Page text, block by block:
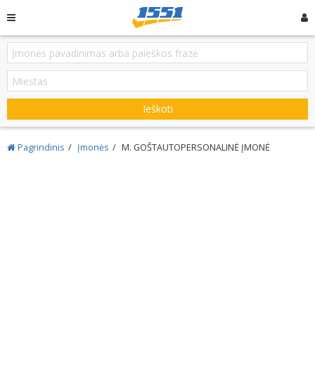
Ieškoti
Pagrindinis Įmonės M. GOŠTAUTOPERSONALINĖ ĮMONĖ